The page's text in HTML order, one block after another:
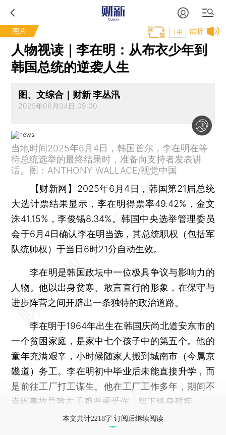
图片 试听
T中
人物视读｜李在明：从布衣少年到
韩国总统的逆袭人生
图、文综合｜财新 李丛汛
2025年06月04日 09:00
当地时间2025年6月4日，韩国首尔，李在明在等
待总统选举的最终结果时，准备向支持者发表讲
话。图：ANTHONY WALLACE/视觉中国
【财新网】 2025年6月4日，韩国第21届总统
大选计票结果显示，李在明得票率49.42%，金文
洙41.15%，李俊锡8.34%。韩国中央选举管理委员
会于6月4日确认李在明当选，其总统职权（包括军
队统帅权）于当日6时21分自动生效。
李在明是韩国政坛中一位极具争议与影响力的
人物。他以出身贫寒、敢言直行的形象，在保守与
进步阵营之间开辟出一条独特的政治道路。
李在明于1964年出生在韩国庆尚北道安东市的
一个贫困家庭，是家中七个孩子中的第五个。他的
童年充满艰辛，小时候随家人搬到城南市（今属京
畿道）务工。李在明初中毕业后未能直接升学，而
是前往工厂打工谋生。他在工厂工作多年，期间不
幸因事故导致左手腕严重受伤，留下终身残疾。
本文共计2218字 订阅后继续阅读